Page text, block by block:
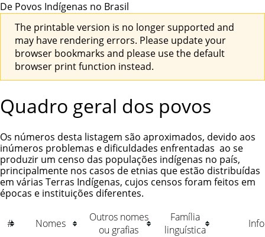
De Povos Indígenas no Brasil
The printable version is no longer supported and
may have rendering errors. Please update your
browser bookmarks and please use the default
browser print function instead.
Quadro geral dos povos
Os números desta listagem são aproximados, devido aos
inúmeros problemas e dificuldades enfrentadas ao se
produzir um censo das populações indígenas no país,
principalmente nos casos de etnias que estão distribuídas
em várias Terras Indígenas, cujos censos foram feitos em
épocas e instituições diferentes.
# Nomes
Outros nomes
ou grafias
Família
linguística